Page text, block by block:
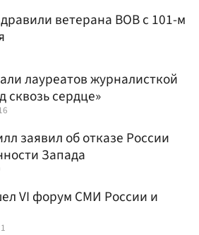
ветерана ВОВ с 101-м
лауреатов журналисткой
сквозь сердце»
заявил об отказе России
Запада
VI форум СМИ России и